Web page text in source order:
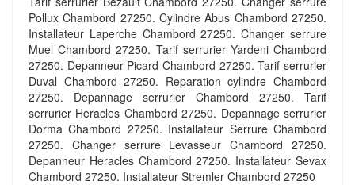
Pollux Chambord 27250. Cylindre Abus Chambord 27250.
Installateur Laperche Chambord 27250. Changer serrure
Muel Chambord 27250. Tarif serrurier Yardeni Chambord
27250. Depanneur Picard Chambord 27250. Tarif serrurier
Duval Chambord 27250. Reparation cylindre Chambord
27250. Depannage serrurier Chambord 27250. Tarif
serrurier Heracles Chambord 27250. Depannage serrurier
Dorma Chambord 27250. Installateur Serrure Chambord
27250. Changer serrure Levasseur Chambord 27250.
Depanneur Heracles Chambord 27250. Installateur Sevax
Chambord 27250. Installateur Stremler Chambord 27250